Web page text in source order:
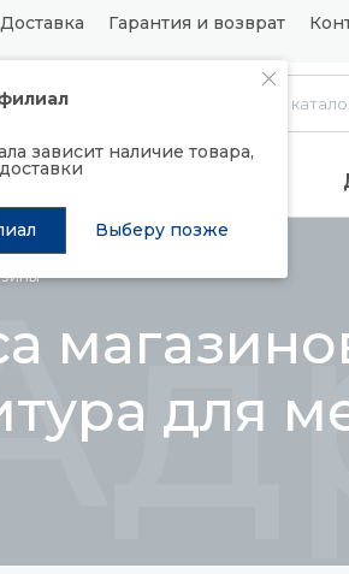
Доставка Гарантия и возврат
зависит наличие товара,
Выберу позже
Каталог
Подъемные механизмы
для